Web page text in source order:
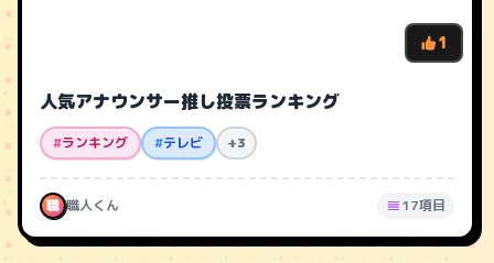
1
人気アナウンサー推し投票ランキング
#ランキング #テレビ +3
職 職人くん 17項目